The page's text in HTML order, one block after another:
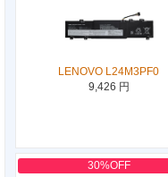
LENOVO L24M3PF0
9,426 円
30%OFF